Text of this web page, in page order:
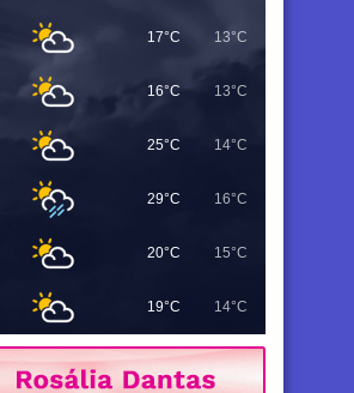
17°C 13°C
16°C 13°C
25°C 14°C
29°C 16°C
20°C 15°C
19°C 14°C